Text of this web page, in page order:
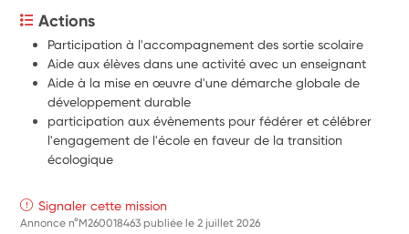
Actions
Participation à l'accompagnement des sortie scolaire
Aide aux élèves dans une activité avec un enseignant
Aide à la mise en œuvre d'une démarche globale de
développement durable
participation aux évènements pour fédérer et célébrer
l'engagement de l'école en faveur de la transition
écologique
Signaler cette mission
Annonce n°M260018463 publiée le2 juillet 2026